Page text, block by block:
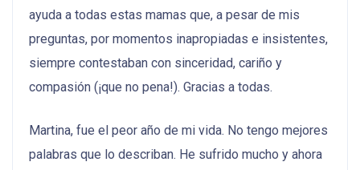
ayuda a todas estas mamas que, a pesar de mis
preguntas, por momentos inapropiadas e insistentes,
siempre contestaban con sinceridad, cariño y
compasión (¡que no pena!). Gracias a todas.
Martina, fue el peor año de mi vida. No tengo mejores
palabras que lo describan. He sufrido mucho y ahora